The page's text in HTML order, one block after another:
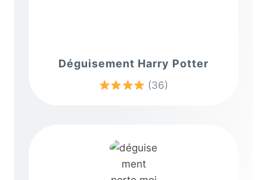
Déguisement Harry Potter
(36)